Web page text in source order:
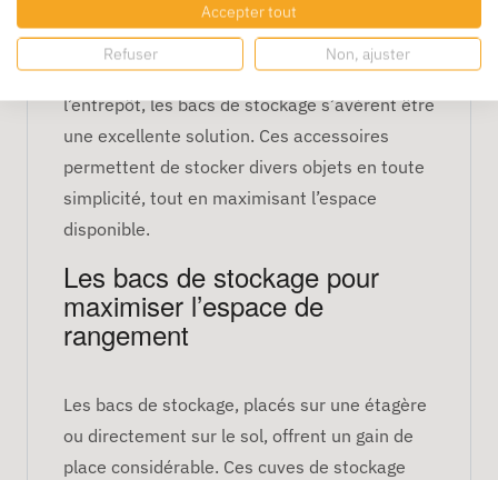
En quête d’une solution pour optimiser
l’espace de stockage dans la maison ou
l’entrepôt, les bacs de stockage s’avèrent être
une excellente solution. Ces accessoires
permettent de stocker divers objets en toute
simplicité, tout en maximisant l’espace
disponible.
Les bacs de stockage pour
maximiser l’espace de
rangement
Les bacs de stockage, placés sur une étagère
ou directement sur le sol, offrent un gain de
place considérable. Ces cuves de stockage
Accepter tout
Refuser Non, ajuster